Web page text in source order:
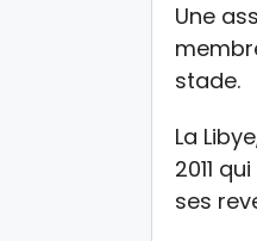
Une
stade.
La
2011
ses